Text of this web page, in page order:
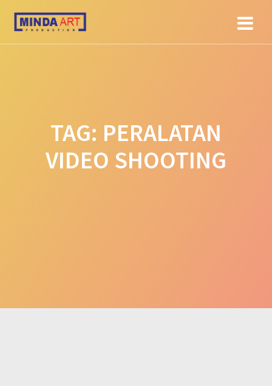
TAG: PERALATAN
VIDEO SHOOTING